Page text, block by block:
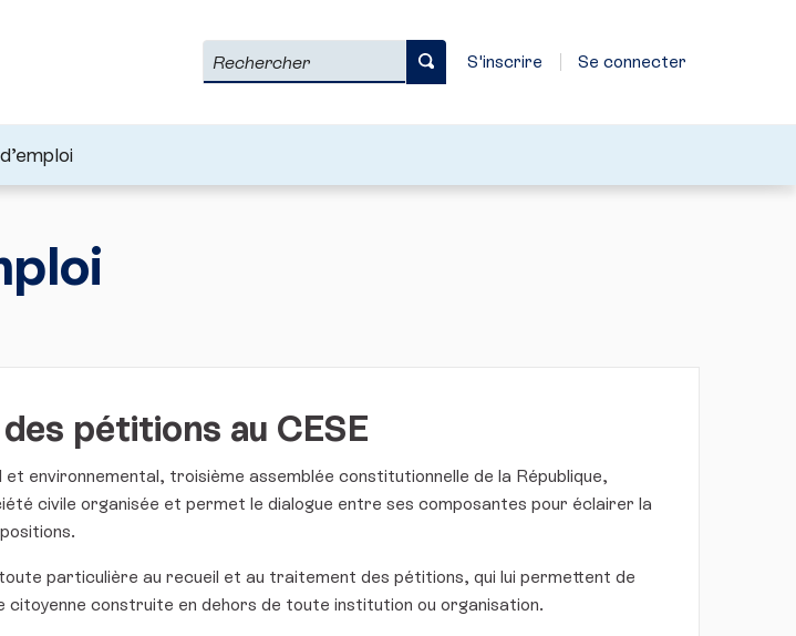
Rechercher S'inscrire Se connecter
pétitions au CESE
et environnemental, troisième assemblée constitutionnelle de la République,
civile organisée et permet le dialogue entre ses composantes pour éclairer la
particulière au recueil et au traitement des pétitions, qui lui permettent de
citoyenne construite en dehors de toute institution ou organisation.